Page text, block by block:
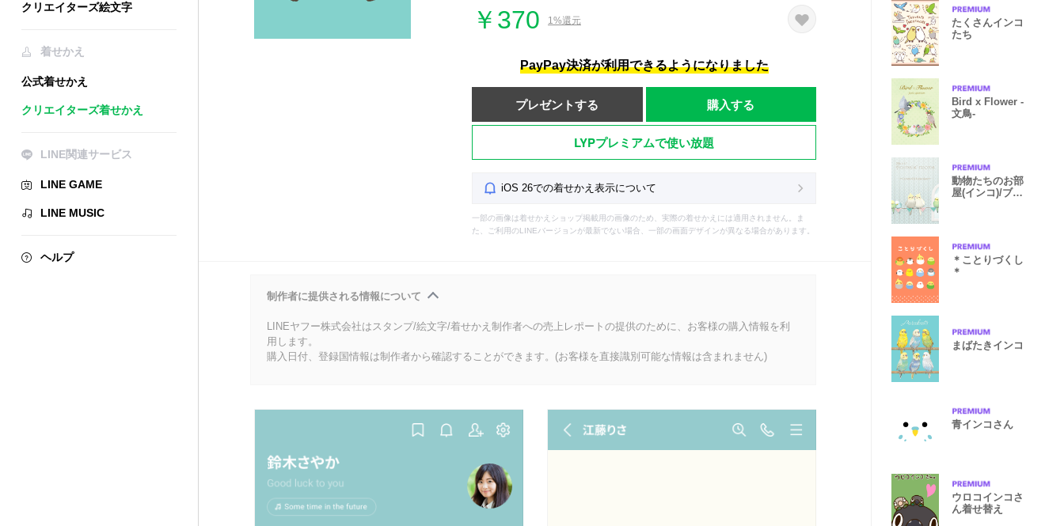
クリエイターズ絵文字
着せかえ
公式着せかえ
クリエイターズ着せかえ
LINE関連サービス
LINE GAME
LINE MUSIC
ヘルプ
￥370 1%還元
PayPay決済が利用できるようになりました
プレゼントする 購入する
LYPプレミアムで使い放題
iOS 26での着せかえ表示について
一部の画像は着せかえショップ掲載用の画像のため、実際の着せかえには適用されません。ま
た、ご利用のLINEバージョンが最新でない場合、一部の画面デザインが異なる場合があります。
制作者に提供される情報について
LINEヤフー株式会社はスタンプ/絵文字/着せかえ制作者への売上レポートの提供のために、お客様の購入情報を利
用します。
購入日付、登録国情報は制作者から確認することができます。(お客様を直接識別可能な情報は含まれません)
たくさんインコ
たち
Bird x Flower -
文鳥-
動物たちのお部
屋(インコ)/ブル
＊ことりづくし
＊
まばたきインコ
青インコさん
ウロコインコさ
ん着せ替え